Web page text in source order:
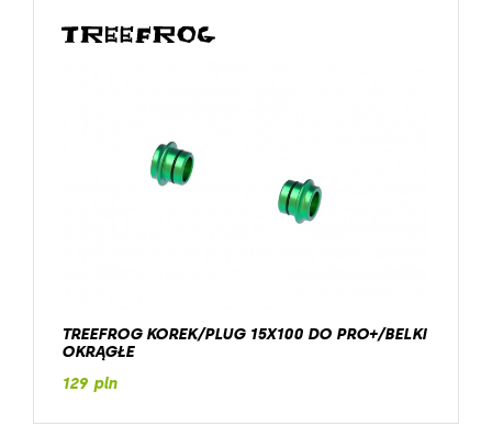
TREEFROG KOREK/PLUG 15X100 DO PRO+/BELKI
OKRĄGŁE
129 pln